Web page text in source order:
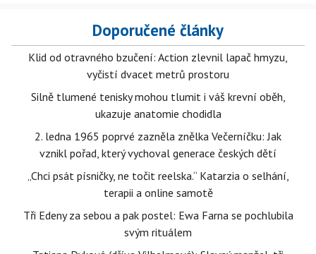
Doporučené články
Klid od otravného bzučení: Action zlevnil lapač hmyzu,
vyčistí dvacet metrů prostoru
Silně tlumené tenisky mohou tlumit i váš krevní oběh,
ukazuje anatomie chodidla
2. ledna 1965 poprvé zazněla znělka Večerníčku: Jak
vznikl pořad, který vychoval generace českých dětí
„Chci psát písničky, ne točit reelska.“ Katarzia o selhání,
terapii a online samotě
Tři Edeny za sebou a pak postel: Ewa Farna se pochlubila
svým rituálem